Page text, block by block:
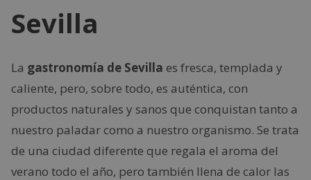
Sevilla
La gastronomía de Sevilla es fresca, templada y
caliente, pero, sobre todo, es auténtica, con
productos naturales y sanos que conquistan tanto a
nuestro paladar como a nuestro organismo. Se trata
de una ciudad diferente que regala el aroma del
verano todo el año, pero también llena de calor las